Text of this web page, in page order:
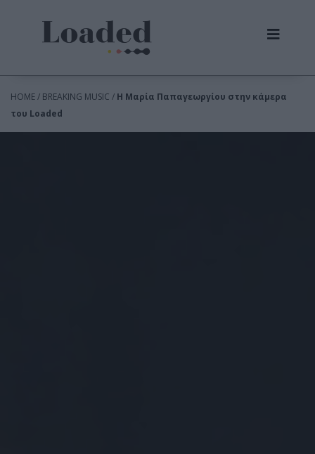
HOME / BREAKING MUSIC / Η Μαρία Παπαγεωργίου στην κάμερα
του Loaded